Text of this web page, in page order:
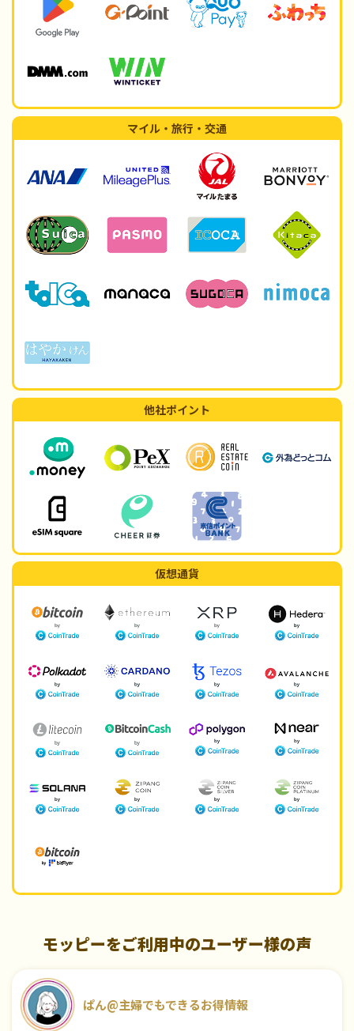
マイル・旅行・交通
他社ポイント
仮想通貨
モッピーをご利用中のユーザー様の声
ぱん@主婦でもできるお得情報